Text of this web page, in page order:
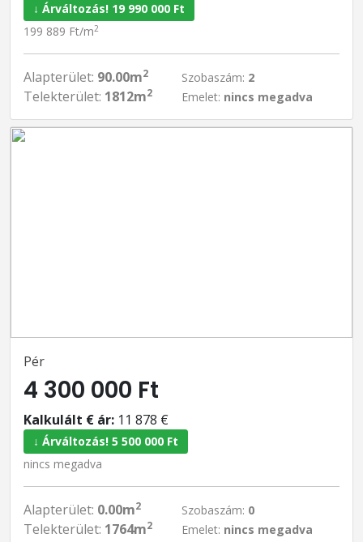
↓ Árváltozás! 19 990 000 Ft
199 889 Ft/m2
Alapterület: 90.00m2
Telekterület: 1812m2
Szobaszám: 2
Emelet: nincs megadva
Pér
4 300 000 Ft
Kalkulált € ár: 11 878 €
↓ Árváltozás! 5 500 000 Ft
nincs megadva
Alapterület: 0.00m2
Telekterület: 1764m2
Szobaszám: 0
Emelet: nincs megadva